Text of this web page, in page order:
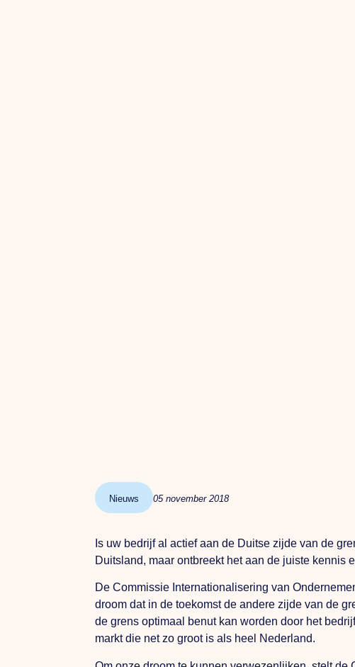
Nieuws 05 november 2018
Is uw bedrijf al actief aan de Duitse zijde van de
Duitsland, maar ontbreekt het aan de juiste kennis
De Commissie Internationalisering van
droom dat in de toekomst de andere zijde van de
de grens optimaal benut kan worden door het
markt die net zo groot is als heel Nederland.